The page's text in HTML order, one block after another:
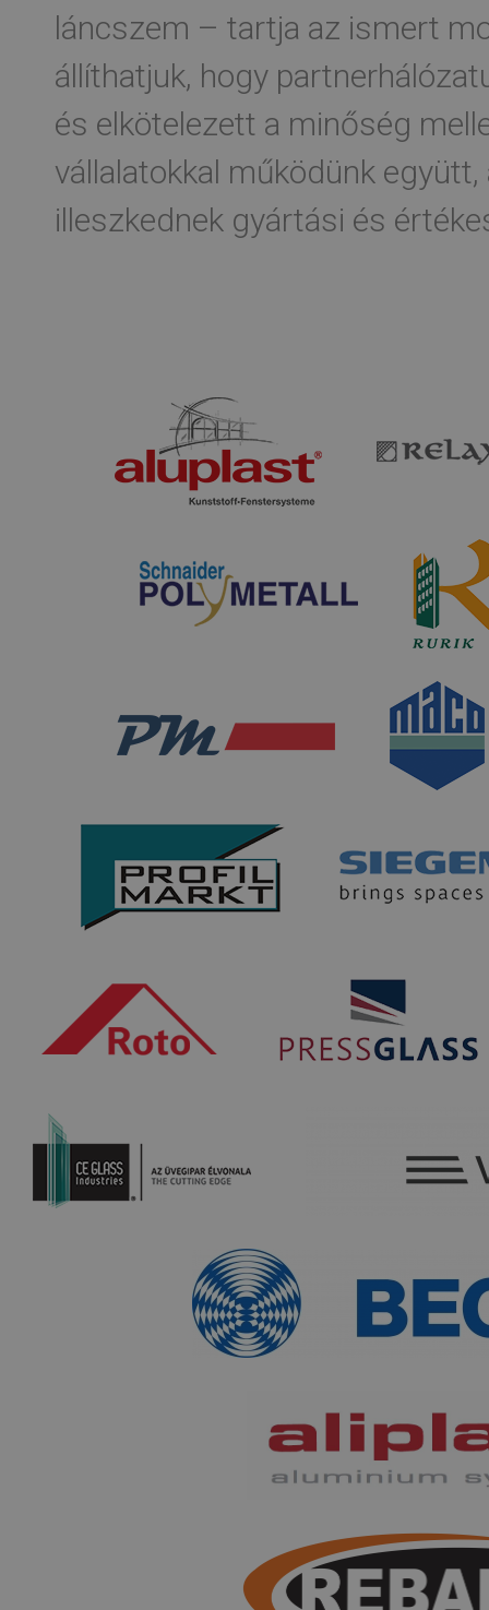
láncszem – tartja az ismert
állíthatjuk, hogy
és elkötelezett a minőség
vállalatokkal működünk
illeszkednek gyártási és